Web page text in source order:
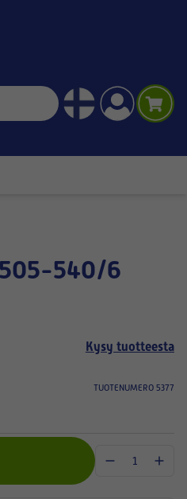
Kysy tuotteesta
TUOTENUMERO 5377